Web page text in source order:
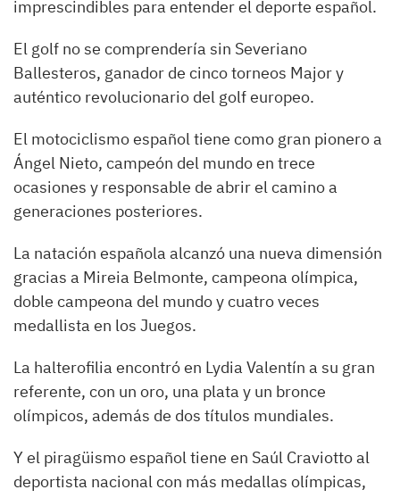
imprescindibles para entender el deporte español.
El golf no se comprendería sin Severiano
Ballesteros, ganador de cinco torneos Major y
auténtico revolucionario del golf europeo.
El motociclismo español tiene como gran pionero a
Ángel Nieto, campeón del mundo en trece
ocasiones y responsable de abrir el camino a
generaciones posteriores.
La natación española alcanzó una nueva dimensión
gracias a Mireia Belmonte, campeona olímpica,
doble campeona del mundo y cuatro veces
medallista en los Juegos.
La halterofilia encontró en Lydia Valentín a su gran
referente, con un oro, una plata y un bronce
olímpicos, además de dos títulos mundiales.
Y el piragüismo español tiene en Saúl Craviotto al
deportista nacional con más medallas olímpicas,